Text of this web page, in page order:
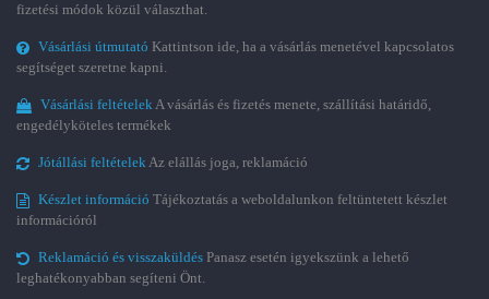
fizetési módok közül választhat.
Vásárlási útmutató Kattintson ide, ha a vásárlás menetével kapcsolatos
segítséget szeretne kapni.
Vásárlási feltételekA vásárlás és fizetés menete, szállítási határidő,
engedélyköteles termékek
Jótállási feltételekAz elállás joga, reklamáció
Készlet információ Tájékoztatás a weboldalunkon feltüntetett készlet
információról
Reklamáció és visszaküldés Panasz esetén igyekszünk a lehető
leghatékonyabban segíteni Önt.